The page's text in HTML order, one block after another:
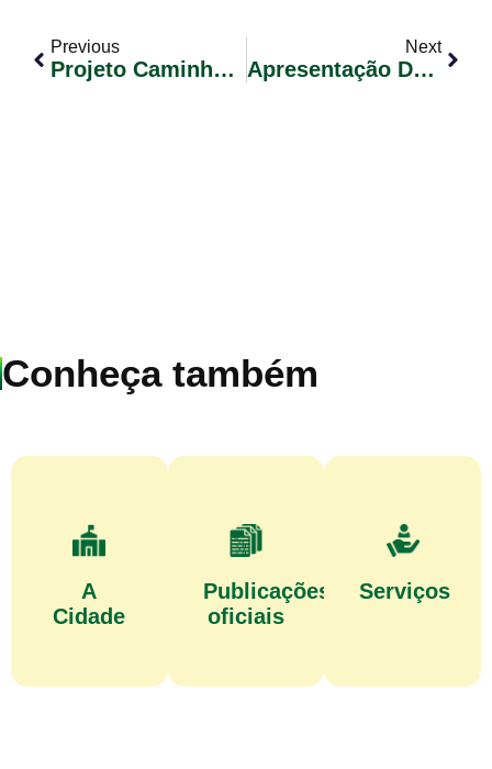
Previous
Projeto Caminhão Solidário
Next
Apresentação Do Plano Plurianual 2018 – 2021
Conheça também
A
Cidade
Publicações
oficiais
Serviços